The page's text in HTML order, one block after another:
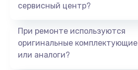
сервисный центр?
При ремонте используются
оригинальные комплектующие
или аналоги?